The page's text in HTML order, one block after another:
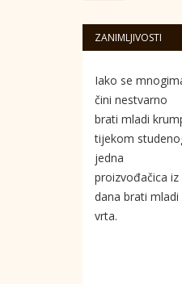
ZANIMLJIVOSTI
Iako se
čini nestvarno
brati mladi
tijekom
jedna
proizvođačica
dana brati
vrta.